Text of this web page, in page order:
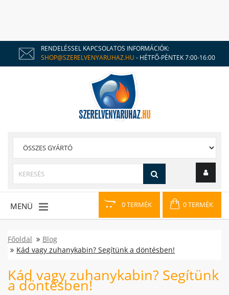
RENDELÉSSEL KAPCSOLATOS INFORMÁCIÓK:
SHOP@SZERELVENYARUHAZ.HU - HÉTFŐ-PÉNTEK 7:00-16:00
0 TERMÉK 0 TERMÉK
MENÜ
Főoldal
Blog
Kád vagy zuhanykabin? Segítünk a döntésben!
Kád vagy zuhanykabin? Segítünk
a döntésben!